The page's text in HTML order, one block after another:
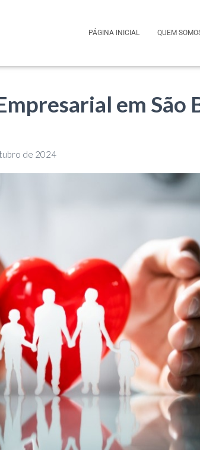
PÁGINA INICIAL QUEM
em São
de 2024